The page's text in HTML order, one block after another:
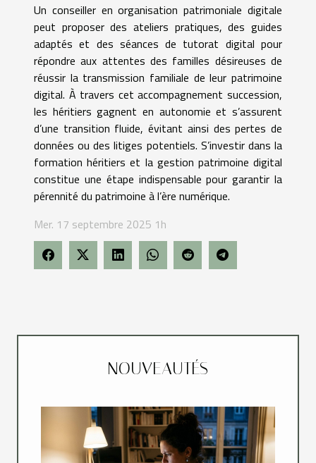
Un conseiller en organisation patrimoniale digitale
peut proposer des ateliers pratiques, des guides
adaptés et des séances de tutorat digital pour
répondre aux attentes des familles désireuses de
réussir la transmission familiale de leur patrimoine
digital. À travers cet accompagnement succession,
les héritiers gagnent en autonomie et s’assurent
d’une transition fluide, évitant ainsi des pertes de
données ou des litiges potentiels. S’investir dans la
formation héritiers et la gestion patrimoine digital
constitue une étape indispensable pour garantir la
pérennité du patrimoine à l’ère numérique.
Mer. 17 septembre 2025 1h
NOUVEAUTÉS